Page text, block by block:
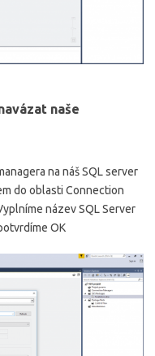
naše
na náš SQL server
do oblasti Connection
název SQL Server
OK